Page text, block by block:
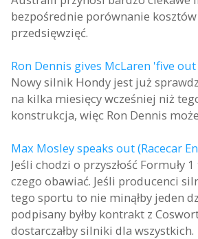
bezpośrednie porównanie
przedsięwzięć.
Ron Dennis gives McLaren 'five
Nowy silnik Hondy jest już
na kilka miesięcy wcześniej niż
konstrukcja, więc Ron Dennis
Max Mosley speaks out (Racecar
Jeśli chodzi o przyszłość Formuły
czego obawiać. Jeśli producenci
tego sportu to nie minąłby jeden
podpisany byłby kontrakt z
dostarczałby silniki dla wszystkich.